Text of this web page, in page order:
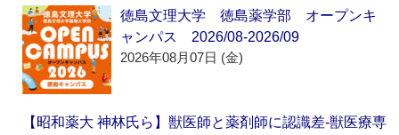
徳島文理大学 徳島薬学部 オープンキ
ャンパス 2026/08-2026/09
2026年08月07日 (金)
【昭和薬大 神林氏ら】獣医師と薬剤師に認識差‐獣医療専